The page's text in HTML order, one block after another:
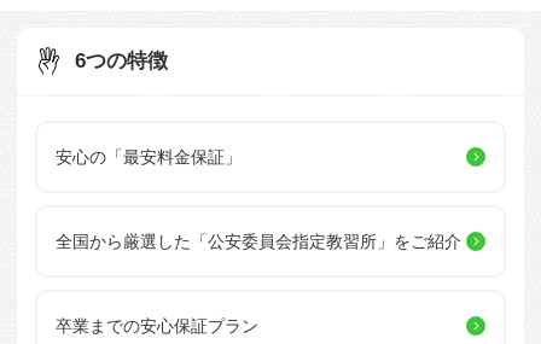
6つの特徴
安心の「最安料金保証」
全国から厳選した 「公安委員会指定教習所」をご紹介
卒業までの安心保証プラン